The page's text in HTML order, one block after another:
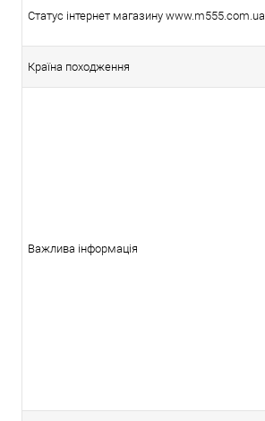
Статус інтернет магазину www.m555.com.ua
Країна походження
Важлива інформація